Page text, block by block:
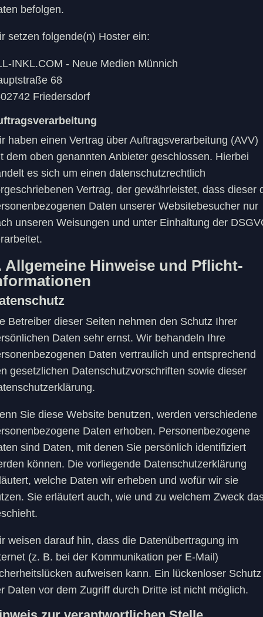
befolgen.
setzen folgende(n) Hoster ein:
INKL.COM - Neue Medien Münnich
68
Friedersdorf
haben einen Vertrag über Auftragsverarbeitung (AVV)
dem oben genannten Anbieter geschlossen. Hierbei
es sich um einen datenschutzrechtlich
Vertrag, der gewährleistet, dass dieser
Daten unserer Websitebesucher nur
unseren Weisungen und unter Einhaltung der
Allgemeine Hinweise und Pflicht­
Betreiber dieser Seiten nehmen den Schutz Ihrer
Daten sehr ernst. Wir behandeln Ihre
Daten vertraulich und entsprechend
gesetzlichen Datenschutzvorschriften sowie dieser
Sie diese Website benutzen, werden verschiedene
Daten erhoben. Personenbezogene
sind Daten, mit denen Sie persönlich identifiziert
können. Die vorliegende Datenschutzerklärung
welche Daten wir erheben und wofür wir sie
Sie erläutert auch, wie und zu welchem Zweck
weisen darauf hin, dass die Datenübertragung im
(z. B. bei der Kommunikation per E-Mail)
aufweisen kann. Ein lückenloser Schutz
Daten vor dem Zugriff durch Dritte ist nicht möglich.